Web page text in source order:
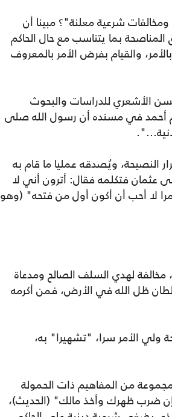
شرعية معلنة"؟ مبينا أن
بما يتناسب مع حال الحاكم
والقيام بفرض الأمر بالمعروف
الأشعري للدراسات والبحوث
أحمد في مسنده أن رسول الله صلى
ويُصدقه عمليا ما قام به
عثمان فتكلمه فقال: أترون أني لا
لا أحب أن أكون أول من فتحه" (وهو
لهدي السلف الصالح ومدعاة
ظل الله في الأرض، فمن أكرمه
ولي الأمر سرا، "تشهيرا" به،
من المفاهيم ذات الحمولة
ضرب ظهرك وأخذ مالك" (الحديث)،